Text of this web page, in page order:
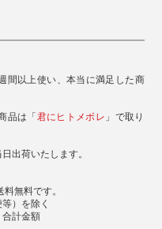
間以上使い、本当に満足した商
品は「君にヒトメボレ 」で取り
出荷いたします。
無料です。
）を除く
計金額